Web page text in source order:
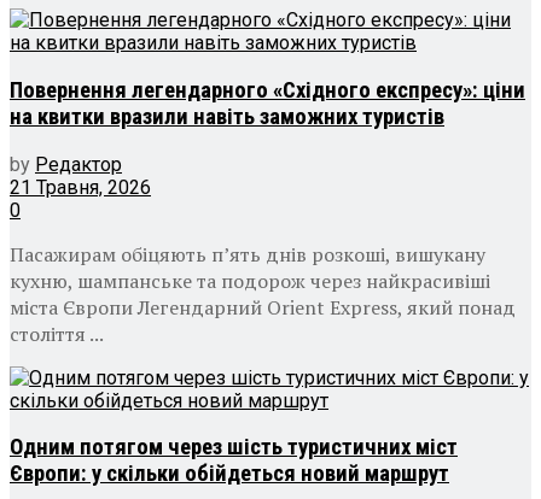
Повернення легендарного «Східного експресу»: ціни
на квитки вразили навіть заможних туристів
by Редактор
21 Травня, 2026
0
Пасажирам обіцяють п’ять днів розкоші, вишукану
кухню, шампанське та подорож через найкрасивіші
міста Європи Легендарний Orient Express, який понад
століття ...
Одним потягом через шість туристичних міст
Європи: у скільки обійдеться новий маршрут